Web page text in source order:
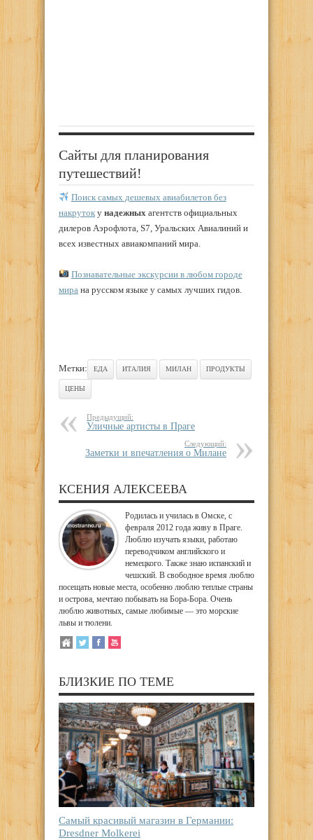
Сайты для планирования
путешествий!
Поиск самых дешевых авиабилетов без
накруток у надежных агентств официальных
дилеров Аэрофлота, S7, Уральских Авиалиний и
всех известных авиакомпаний мира.
Познавательные экскурсии в любом городе
мира на русском языке у самых лучших гидов.
Метки: ЕДА ИТАЛИЯ МИЛАН ПРОДУКТЫ
ЦЕНЫ
Предыдущий:
Уличные артисты в Праге
Следующий:
Заметки и впечатления о Милане
КСЕНИЯ АЛЕКСЕЕВА
Родилась и училась в Омске, с
февраля 2012 года живу в Праге.
Люблю изучать языки, работаю
переводчиком английского и
немецкого. Также знаю испанский и
чешский. В свободное время люблю
посещать новые места, особенно люблю теплые страны
и острова, мечтаю побывать на Бора-Бора. Очень
люблю животных, самые любимые — это морские
львы и тюлени.
БЛИЗКИЕ ПО ТЕМЕ
Самый красивый магазин в Германии:
Dresdner Molkerei